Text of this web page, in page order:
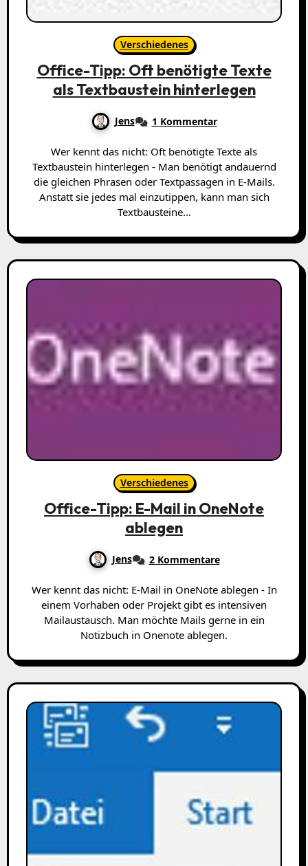
Verschiedenes
Office-Tipp: Oft benötigte Texte
als Textbaustein hinterlegen
Jens 1 Kommentar
Wer kennt das nicht: Oft benötigte Texte als
Textbaustein hinterlegen - Man benötigt andauernd
die gleichen Phrasen oder Textpassagen in E-Mails.
Anstatt sie jedes mal einzutippen, kann man sich
Textbausteine…
Verschiedenes
Office-Tipp: E-Mail in OneNote
ablegen
Jens 2 Kommentare
Wer kennt das nicht: E-Mail in OneNote ablegen - In
einem Vorhaben oder Projekt gibt es intensiven
Mailaustausch. Man möchte Mails gerne in ein
Notizbuch in Onenote ablegen.